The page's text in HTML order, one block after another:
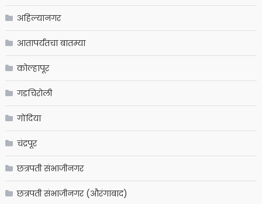
अहिल्यानगर
आतापर्यंतचा बातम्या
कोल्हापूर
गडचिरोली
गोंदिया
चंद्रपूर
छत्रपती संभाजीनगर
छत्रपती संभाजीनगर (औरंगाबाद)